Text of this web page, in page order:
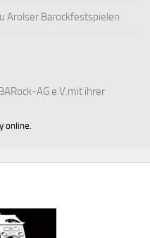
Arolser Barockfestspielen
AG e.V.mit ihrer